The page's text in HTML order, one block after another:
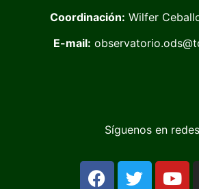
Coordinación: Wilfer
E-mail:
Síguenos en